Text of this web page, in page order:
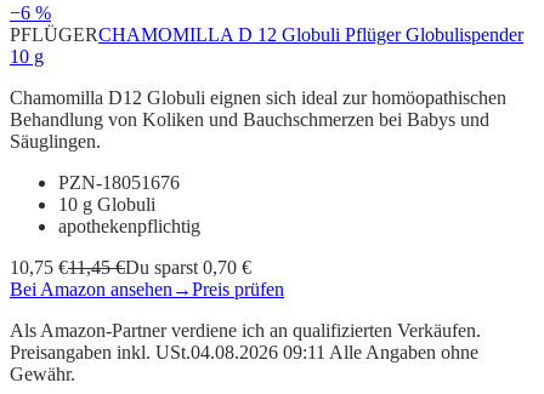
−6 %
PFLÜGERCHAMOMILLA D 12 Globuli Pflüger Globulispender
10 g
Chamomilla D12 Globuli eignen sich ideal zur homöopathischen
Behandlung von Koliken und Bauchschmerzen bei Babys und
Säuglingen.
PZN-18051676
10 g Globuli
apothekenpflichtig
10,75 €11,45 €Du sparst 0,70 €
Bei Amazon ansehen →Preis prüfen
Als Amazon-Partner verdiene ich an qualifizierten Verkäufen.
Preisangaben inkl. USt.04.08.2026 09:11 Alle Angaben ohne
Gewähr.